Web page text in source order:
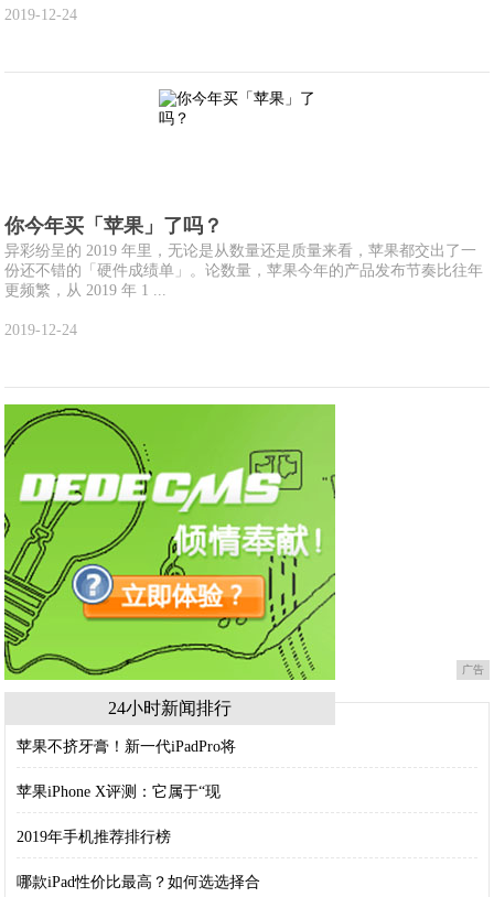
2019-12-24
你今年买「苹果」了吗？
异彩纷呈的 2019 年里，无论是从数量还是质量来看，苹果都交出了一
份还不错的「硬件成绩单」。论数量，苹果今年的产品发布节奏比往年
更频繁，从 2019 年 1 ...
2019-12-24
广告
24小时新闻排行
苹果不挤牙膏！新一代iPadPro将
苹果iPhone X评测：它属于“现
2019年手机推荐排行榜
哪款iPad性价比最高？如何选选择合